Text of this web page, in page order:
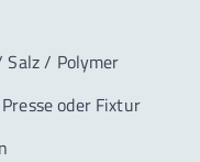
/ Polymer
oder Fixtur